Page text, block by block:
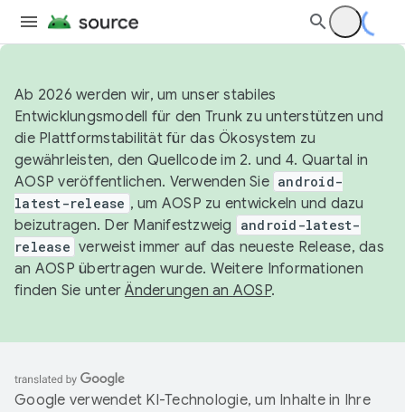
Ab 2026 werden wir, um unser stabiles
Entwicklungsmodell für den Trunk zu unterstützen und
die Plattformstabilität für das Ökosystem zu
gewährleisten, den Quellcode im 2. und 4. Quartal in
AOSP veröffentlichen. Verwenden Sie android-
latest-release , um AOSP zu entwickeln und dazu
beizutragen. Der Manifestzweig
android-latest-
release verweist immer auf das neueste Release, das
an AOSP übertragen wurde. Weitere Informationen
finden Sie unterÄnderungen an AOSP.
Google verwendet KI-Technologie, um Inhalte in Ihre